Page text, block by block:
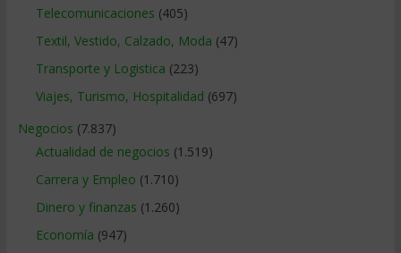
Telecomunicaciones (405)
Textil, Vestido, Calzado, Moda (47)
Transporte y Logistica (223)
Viajes, Turismo, Hospitalidad (697)
Negocios (7.837)
Actualidad de negocios (1.519)
Carrera y Empleo (1.710)
Dinero y finanzas (1.260)
Economía (947)